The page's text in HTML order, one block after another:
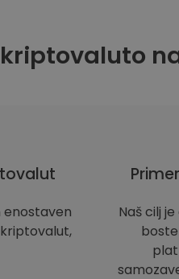
enostaven
Naš cilj